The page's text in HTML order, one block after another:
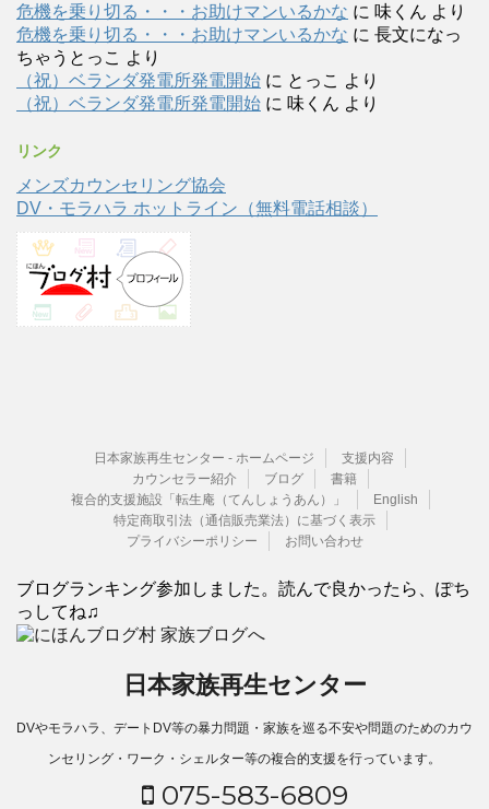
危機を乗り切る・・・お助けマンいるかな に 味くん より
危機を乗り切る・・・お助けマンいるかな に 長文になっ
ちゃうとっこ より
（祝）ベランダ発電所発電開始 に とっこ より
（祝）ベランダ発電所発電開始 に 味くん より
リンク
メンズカウンセリング協会
DV・モラハラ ホットライン（無料電話相談）
日本家族再生センター - ホームページ
支援内容
カウンセラー紹介
ブログ
書籍
複合的支援施設「転生庵（てんしょうあん）」
English
特定商取引法（通信販売業法）に基づく表示
プライバシーポリシー
お問い合わせ
ブログランキング参加しました。読んで良かったら、ぽち
っしてね♫
日本家族再生センター
DVやモラハラ、デートDV等の暴力問題・家族を巡る不安や問題のためのカウ
ンセリング・ワーク・シェルター等の複合的支援を行っています。
075-583-6809